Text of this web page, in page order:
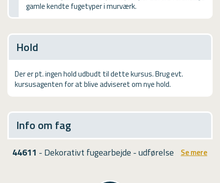
USMAgamle kendte fugetyper i murværk.
Hold
Der er pt. ingen hold udbudt til dette kursus. Brug evt.
kursusagenten for at blive adviseret om nye hold.
Info om fag
44611 - Dekorativt fugearbejde - udførelse Se mere